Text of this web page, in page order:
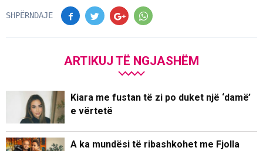
SHPËRNDAJE
ARTIKUJ TË NGJASHËM
Kiara me fustan të zi po duket një ‘damë’
e vërtetë
A ka mundësi të ribashkohet me Fjolla